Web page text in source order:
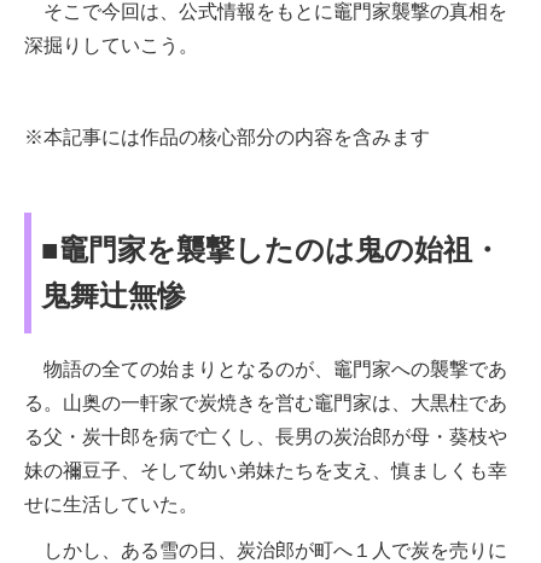
そこで今回は、公式情報をもとに竈門家襲撃の真相を
深掘りしていこう。
※本記事には作品の核心部分の内容を含みます
■竈門家を襲撃したのは鬼の始祖・
鬼舞辻無惨
物語の全ての始まりとなるのが、竈門家への襲撃であ
る。山奥の一軒家で炭焼きを営む竈門家は、大黒柱であ
る父・炭十郎を病で亡くし、長男の炭治郎が母・葵枝や
妹の禰󠄀豆子、そして幼い弟妹たちを支え、慎ましくも幸
せに生活していた。
しかし、ある雪の日、炭治郎が町へ１人で炭を売りに